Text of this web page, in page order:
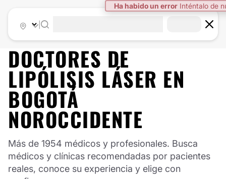
Ha habido un error Inténtalo de
DOCTORES DE
LIPÓLISIS LÁSER EN
BOGOTÁ
NOROCCIDENTE
Más de 1954 médicos y profesionales. Busca
médicos y clínicas recomendadas por pacientes
reales, conoce su experiencia y elige con